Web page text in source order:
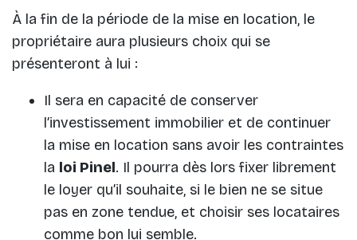
À la fin de la période de la mise en location, le
propriétaire aura plusieurs choix qui se
présenteront à lui :
Il sera en capacité de conserver
l’investissement immobilier et de continuer
la mise en location sans avoir les contraintes
la loi Pinel. Il pourra dès lors fixer librement
le loyer qu’il souhaite, si le bien ne se situe
pas en zone tendue, et choisir ses locataires
comme bon lui semble.